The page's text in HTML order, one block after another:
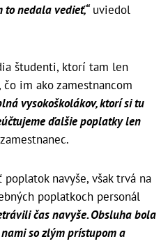
nedala vedieť,“uviedol
študenti, ktorí tam len
im ako zamestnancom
vysokoškolákov, ktorí si tu
ďalšie poplatky len
navyše, však trvá na
poplatkoch personál
čas navyše. Obsluha bola
so zlým prístupom a